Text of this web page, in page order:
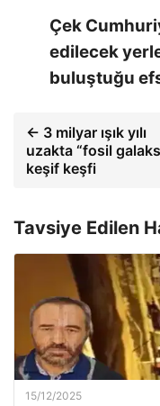
Çek
edilecek
buluştuğu
← 3 milyar ışık yılı
uzakta “fosil
keşif keşfi
Tavsiye Edilen
15/12/2025